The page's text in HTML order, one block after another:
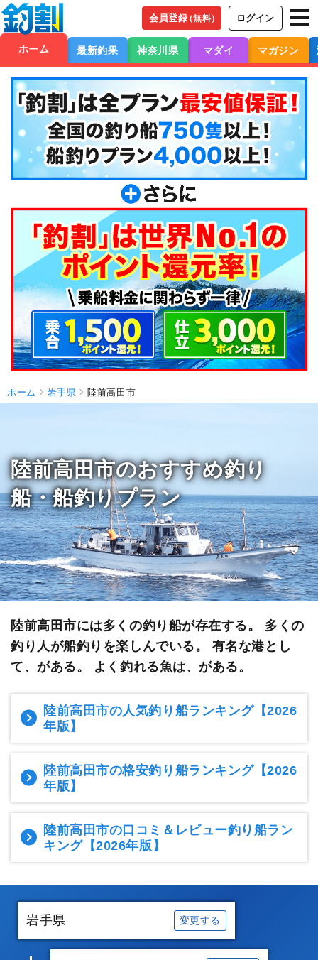
会員登録（無料） ログイン
ホーム 最新釣果 神奈川県 マダイ マガジン
ホーム 岩手県 陸前高田市
陸前高田市のおすすめ釣り
船・船釣りプラン
陸前高田市には多くの釣り船が存在する。 多くの
釣り人が船釣りを楽しんでいる。 有名な港とし
て、がある。 よく釣れる魚は、がある。
陸前高田市の人気釣り船ランキング【2026
年版】
陸前高田市の格安釣り船ランキング【2026
年版】
陸前高田市の口コミ＆レビュー釣り船ラン
キング【2026年版】
岩手県 変更する